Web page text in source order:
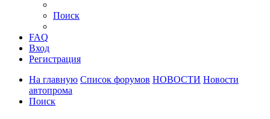
Поиск
FAQ
Вход
Регистрация
На главную Список форумов НОВОСТИ Новости
автопрома
Поиск